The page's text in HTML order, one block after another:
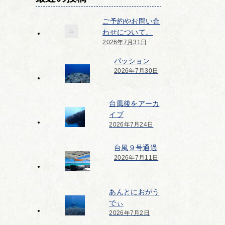
ご予約やお問い合
わせについて。
2026年7月31日
パッション
2026年7月30日
台風後をアーカ
イブ
2026年7月24日
台風９号通過
2026年7月11日
あんとにおがう
でぃ
2026年7月2日